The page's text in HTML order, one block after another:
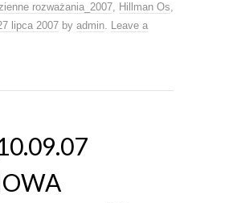
rozważania_2007, Hillman Os,
lipca 2007 by admin. Leave a